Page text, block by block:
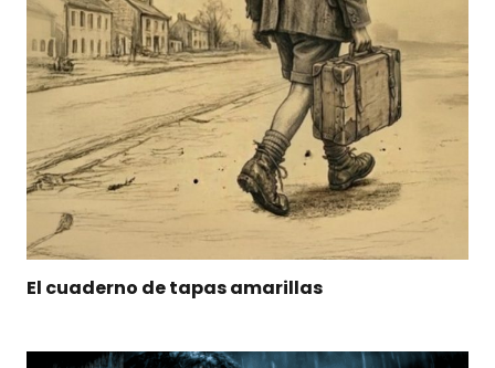
El cuaderno de tapas amarillas